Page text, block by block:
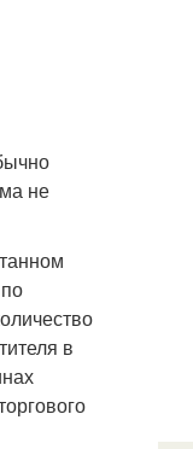
не
в